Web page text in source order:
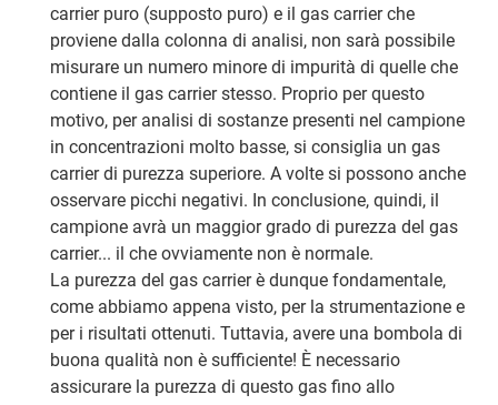
carrier puro (supposto puro) e il gas carrier che
proviene dalla colonna di analisi, non sarà possibile
misurare un numero minore di impurità di quelle che
contiene il gas carrier stesso. Proprio per questo
motivo, per analisi di sostanze presenti nel campione
in concentrazioni molto basse, si consiglia un gas
carrier di purezza superiore. A volte si possono anche
osservare picchi negativi. In conclusione, quindi, il
campione avrà un maggior grado di purezza del gas
carrier... il che ovviamente non è normale.
La purezza del gas carrier è dunque fondamentale,
come abbiamo appena visto, per la strumentazione e
per i risultati ottenuti. Tuttavia, avere una bombola di
buona qualità non è sufficiente! È necessario
assicurare la purezza di questo gas fino allo